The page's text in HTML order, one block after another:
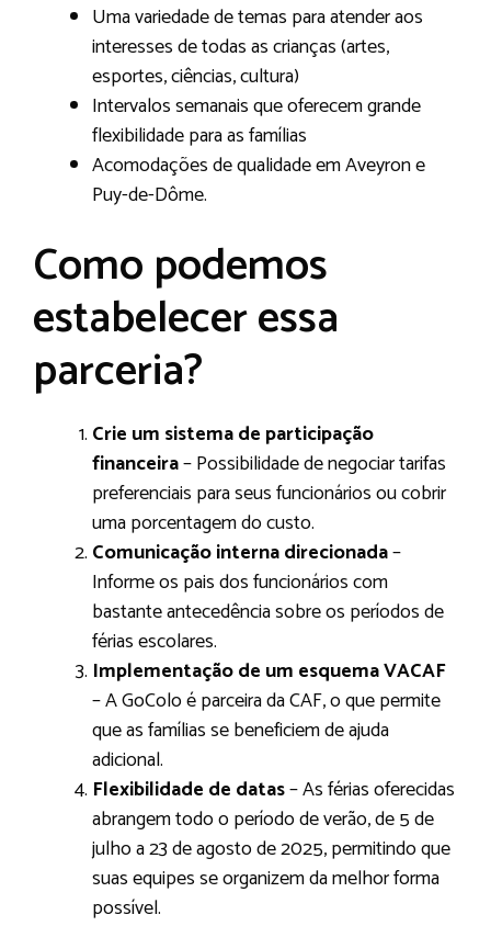
Uma variedade de temas para atender aos
interesses de todas as crianças (artes,
esportes, ciências, cultura)
Intervalos semanais que oferecem grande
flexibilidade para as famílias
Acomodações de qualidade em Aveyron e
Puy-de-Dôme.
Como podemos
estabelecer essa
parceria?
Crie um sistema de participação
financeira– Possibilidade de negociar tarifas
preferenciais para seus funcionários ou cobrir
uma porcentagem do custo.
Comunicação interna direcionada–
Informe os pais dos funcionários com
bastante antecedência sobre os períodos de
férias escolares.
Implementação de um esquema VACAF
– A GoColo é parceira da CAF, o que permite
que as famílias se beneficiem de ajuda
adicional.
Flexibilidade de datas– As férias oferecidas
abrangem todo o período de verão, de 5 de
julho a 23 de agosto de 2025, permitindo que
suas equipes se organizem da melhor forma
possível.